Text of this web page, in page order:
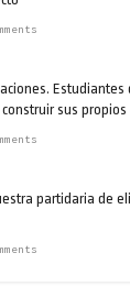
Estudiantes
sus propios
partidaria de